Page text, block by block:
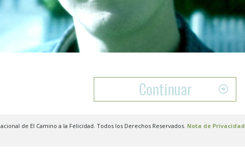
Continuar
de El Camino a la Felicidad. Todos los Derechos Reservados. Nota de Privacidad